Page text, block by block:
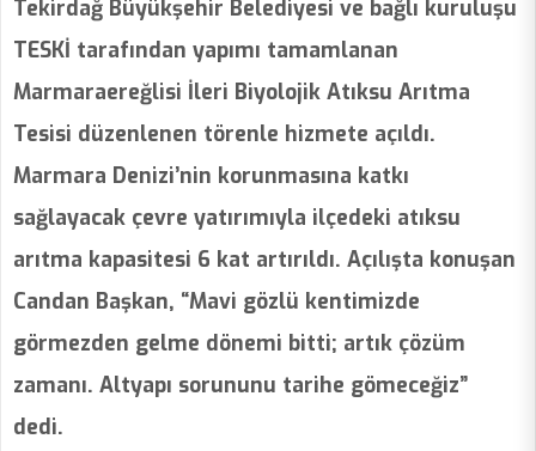
Tekirdağ Büyükşehir Belediyesi ve bağlı kuruluşu
TESKİ tarafından yapımı tamamlanan
Marmaraereğlisi İleri Biyolojik Atıksu Arıtma
Tesisi düzenlenen törenle hizmete açıldı.
Marmara Denizi’nin korunmasına katkı
sağlayacak çevre yatırımıyla ilçedeki atıksu
arıtma kapasitesi 6 kat artırıldı. Açılışta konuşan
Candan Başkan, “Mavi gözlü kentimizde
görmezden gelme dönemi bitti; artık çözüm
zamanı. Altyapı sorununu tarihe gömeceğiz”
dedi.